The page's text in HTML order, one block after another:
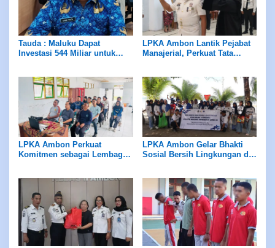
Tauda : Maluku Dapat
Investasi 544 Miliar untuk
LPKA Ambon Lantik Pejabat
Manajerial, Perkuat Tata
LPKA Ambon Perkuat
Komitmen sebagai Lembaga
LPKA Ambon Gelar Bhakti
Sosial Bersih Lingkungan di